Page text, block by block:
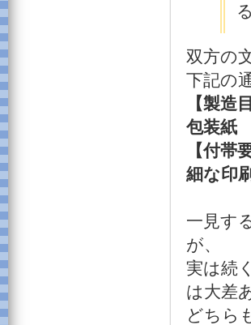
双方の
下記の
【製造
包装紙
【付帯
細な印
一見す
が、
実は続
は大差
どちら